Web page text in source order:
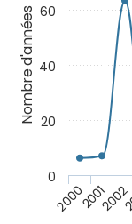
Nombre d'années
200020012002
0
20
40
60